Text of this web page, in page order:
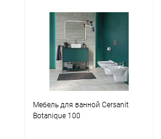
Мебель для ванной Cersanit
Botanique 100